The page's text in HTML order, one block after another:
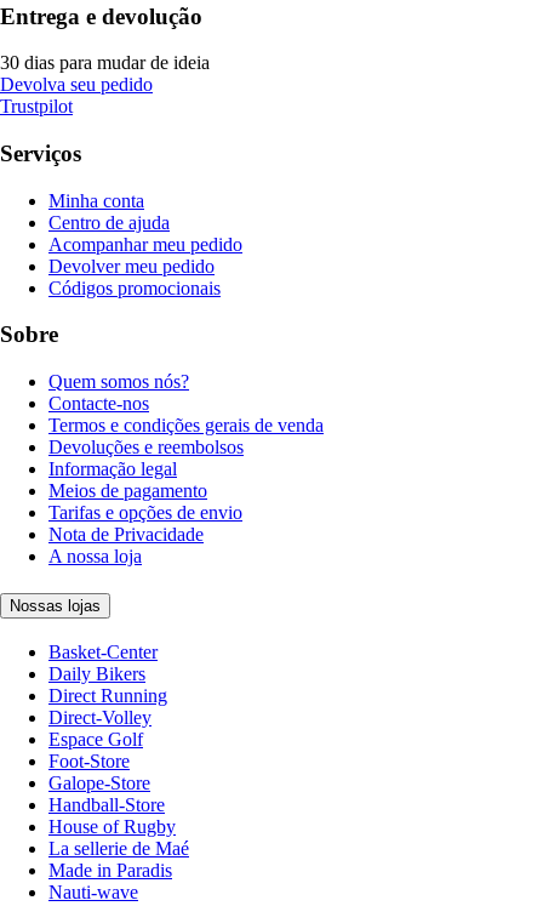
Entrega e devolução
30 dias para mudar de ideia
Devolva seu pedido
Trustpilot
Serviços
Minha conta
Centro de ajuda
Acompanhar meu pedido
Devolver meu pedido
Códigos promocionais
Sobre
Quem somos nós?
Contacte-nos
Termos e condições gerais de venda
Devoluções e reembolsos
Informação legal
Meios de pagamento
Tarifas e opções de envio
Nota de Privacidade
A nossa loja
Nossas lojas
Basket-Center
Daily Bikers
Direct Running
Direct-Volley
Espace Golf
Foot-Store
Galope-Store
Handball-Store
House of Rugby
La sellerie de Maé
Made in Paradis
Nauti-wave